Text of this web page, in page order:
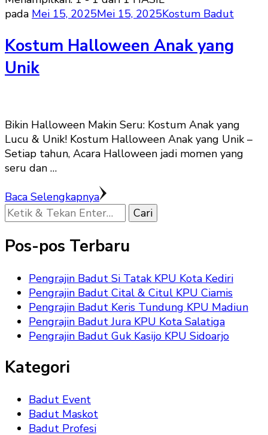
pada Mei 15, 2025Mei 15, 2025Kostum Badut
Kostum Halloween Anak yang
Unik
Bikin Halloween Makin Seru: Kostum Anak yang
Lucu & Unik! Kostum Halloween Anak yang Unik –
Setiap tahun, Acara Halloween jadi momen yang
seru dan …
Baca Selengkapnya
Mencari
Sesuatu?
Pos-pos Terbaru
Pengrajin Badut Si Tatak KPU Kota Kediri
Pengrajin Badut Cital & Citul KPU Ciamis
Pengrajin Badut Keris Tundung KPU Madiun
Pengrajin Badut Jura KPU Kota Salatiga
Pengrajin Badut Guk Kasijo KPU Sidoarjo
Kategori
Badut Event
Badut Maskot
Badut Profesi